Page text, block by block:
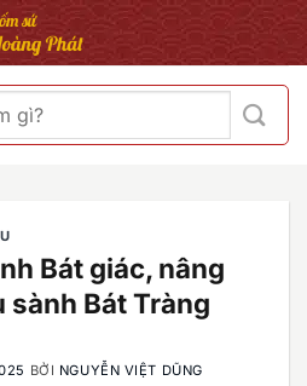
Bát giác, nâng
sành Bát Tràng
BỞI NGUYỄN VIỆT DŨNG